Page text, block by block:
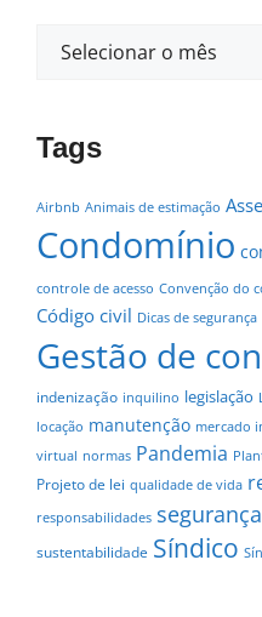
Tags
Airbnb Animais de estimação
Condomínio
controle de acesso Convenção do
Código civil Dicas de segurança
Gestão de
indenização inquilino legislação
locação manutenção mercado
virtual normas Pandemia
Projeto de lei qualidade de vida
responsabilidades segurança
sustentabilidade Síndico